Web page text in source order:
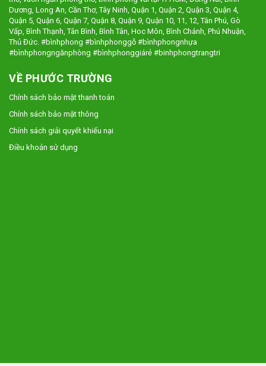
Dương, Long An, Cần Thơ, Tây Ninh, Quận 1, Quận 2, Quận 3, Quận 4,
Quận 5, Quận 6, Quận 7, Quận 8, Quận 9, Quận 10, 11, 12, Tân Phú, Gò
Vấp, Bình Thạnh, Tân Bình, Bình Tân, Hoc Môn, Bình Chánh, Phú Nhuận,
Thủ Đức. #bìnhphong #bìnhphonggỗ #bìnhphongnhựa
#bìnhphongngănphòng #bìnhphonggiárẻ #binhphongtrangtri
VỀ PHƯỚC TRƯỜNG
Chính sách bảo mật thanh toán
Chính sách bảo mật thông
Chính sách giải quyết khiếu nại
Điều khoản sử dụng